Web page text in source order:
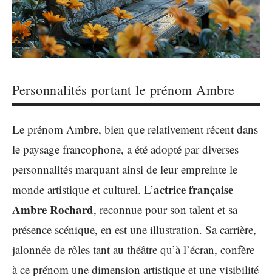
Personnalités portant le prénom Ambre
Le prénom Ambre, bien que relativement récent dans
le paysage francophone, a été adopté par diverses
personnalités marquant ainsi de leur empreinte le
monde artistique et culturel. L’actrice française
Ambre Rochard, reconnue pour son talent et sa
présence scénique, en est une illustration. Sa carrière,
jalonnée de rôles tant au théâtre qu’à l’écran, confère
à ce prénom une dimension artistique et une visibilité